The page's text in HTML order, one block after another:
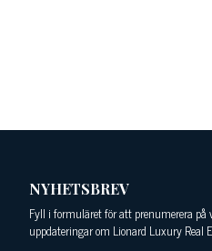
NYHETSBREV
Fyll i formuläret för att prenumerera
uppdateringar om Lionard Luxury Real